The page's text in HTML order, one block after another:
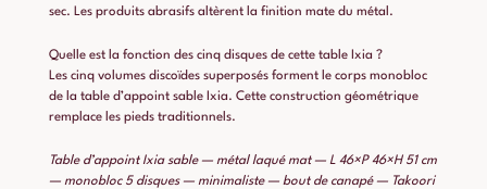
sec. Les produits abrasifs altèrent la finition mate du métal.
Quelle est la fonction des cinq disques de cette table Ixia ?
Les cinq volumes discoïdes superposés forment le corps monobloc
de la table d’appoint sable Ixia. Cette construction géométrique
remplace les pieds traditionnels.
Table d’appoint Ixia sable — métal laqué mat — L 46×P 46×H 51 cm
— monobloc 5 disques — minimaliste — bout de canapé — Takoori